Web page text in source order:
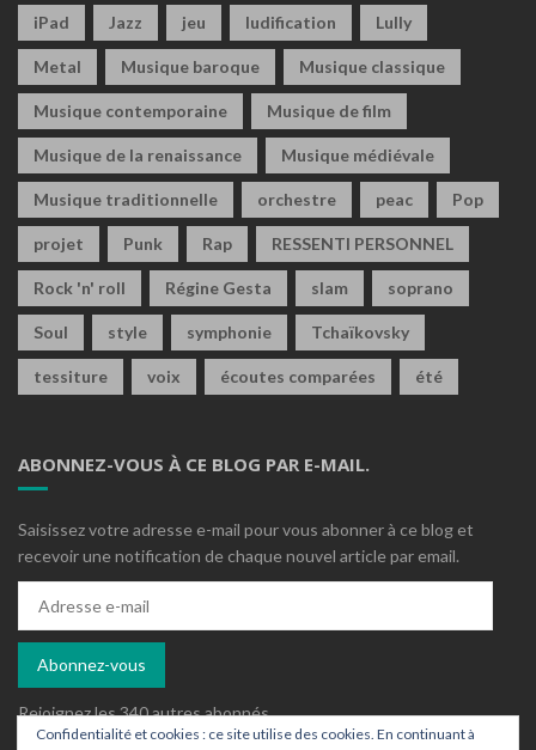
iPad Jazz jeu ludification Lully
Metal Musique baroque Musique classique
Musique contemporaine Musique de film
Musique de la renaissance Musique médiévale
Musique traditionnelle orchestre peac Pop
projet Punk Rap RESSENTI PERSONNEL
Rock 'n' roll Régine Gesta slam soprano
Soul style symphonie Tchaïkovsky
tessiture voix écoutes comparées été
ABONNEZ-VOUS À CE BLOG PAR E-MAIL.
Saisissez votre adresse e-mail pour vous abonner à ce blog et
recevoir une notification de chaque nouvel article par email.
mail
Abonnez-vous
Rejoignez les 340 autres abonnés
Confidentialité et cookies : ce site utilise des cookies. En continuant à